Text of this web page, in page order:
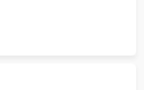
сливной помпе.